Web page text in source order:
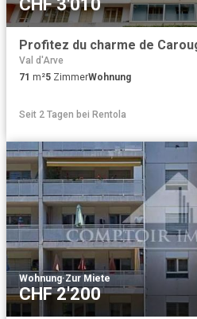
CHF 3'010
Val d'Arve
71 m²5 ZimmerWohnung
Seit 2 Tagen bei Rentola
Wohnung·Zur Miete
CHF 2'200